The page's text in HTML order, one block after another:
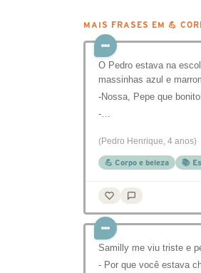
MAIS FRASES EM 💪
O Pedro estava na
massinhas azul e
-Nossa, Pepe que
-…
(Pedro Henrique, 4 anos)
💪 Corpo e beleza 📚
Samilly me viu triste e
- Por que você estava